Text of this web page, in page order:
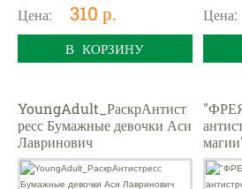
Цена: 310 р.
В КОРЗИНУ
Цена:
YoungAdult_РаскрАнтист
ресс Бумажные девочки Аси
Лавринович